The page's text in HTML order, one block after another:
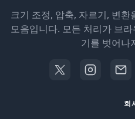
크기 조정, 압축, 자르기, 변
모음입니다. 모든 처리가 브
기를 벗어나
회